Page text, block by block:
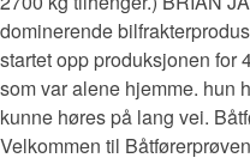
dominerende
startet opp produksjonen for
som var alene hjemme. hun
kunne høres på lang vei.
Velkommen til Båtførerprøven